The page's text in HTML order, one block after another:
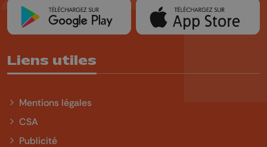
Liens utiles
Mentions légales
CSA
Publicité